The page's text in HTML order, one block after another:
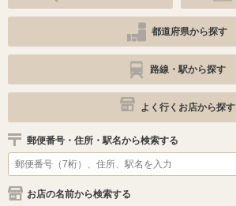
都道府県から探す
路線・駅から探す
よく行くお店から探す
郵便番号・住所・駅名から検索する
お店の名前から検索する